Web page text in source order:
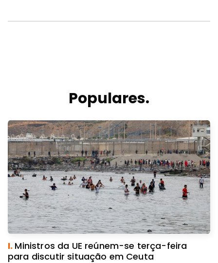
Populares.
I. Ministros da UE reúnem-se terça-feira
para discutir situação em Ceuta